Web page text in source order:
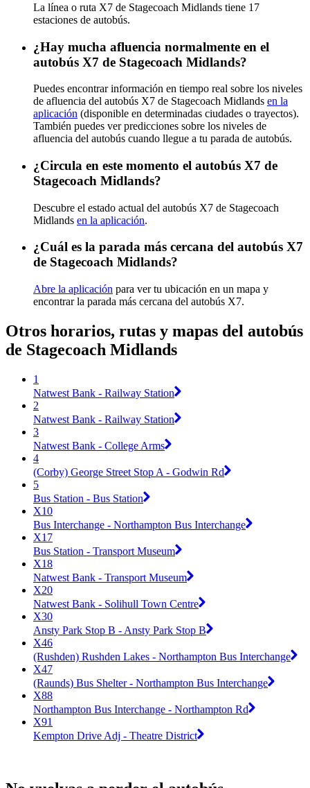
La línea o ruta X7 de Stagecoach Midlands tiene 17
estaciones de autobús.
¿Hay mucha afluencia normalmente en el
autobús X7 de Stagecoach Midlands?
Puedes encontrar información en tiempo real sobre los niveles
de afluencia del autobús X7 de Stagecoach Midlands en la
aplicación (disponible en determinadas ciudades o trayectos).
También puedes ver predicciones sobre los niveles de
afluencia del autobús cuando llegue a tu parada de autobús.
¿Circula en este momento el autobús X7 de
Stagecoach Midlands?
Descubre el estado actual del autobús X7 de Stagecoach
Midlands en la aplicación.
¿Cuál es la parada más cercana del autobús X7
de Stagecoach Midlands?
Abre la aplicación para ver tu ubicación en un mapa y
encontrar la parada más cercana del autobús X7.
Otros horarios, rutas y mapas del autobús
de Stagecoach Midlands
1
Natwest Bank - Railway Station
2
Natwest Bank - Railway Station
3
Natwest Bank - College Arms
4
(Corby) George Street Stop A - Godwin Rd
5
Bus Station - Bus Station
X10
Bus Interchange - Northampton Bus Interchange
X17
Bus Station - Transport Museum
X18
Natwest Bank - Transport Museum
X20
Natwest Bank - Solihull Town Centre
X30
Ansty Park Stop B - Ansty Park Stop B
X46
(Rushden) Rushden Lakes - Northampton Bus Interchange
X47
(Raunds) Bus Shelter - Northampton Bus Interchange
X88
Northampton Bus Interchange - Northampton Rd
X91
Kempton Drive Adj - Theatre District